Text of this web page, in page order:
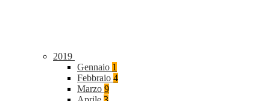
2019
Gennaio 1
Febbraio 4
Marzo 9